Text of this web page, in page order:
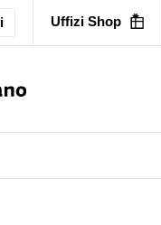
Uffizi Shop